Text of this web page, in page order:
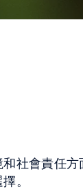
社會責任
。